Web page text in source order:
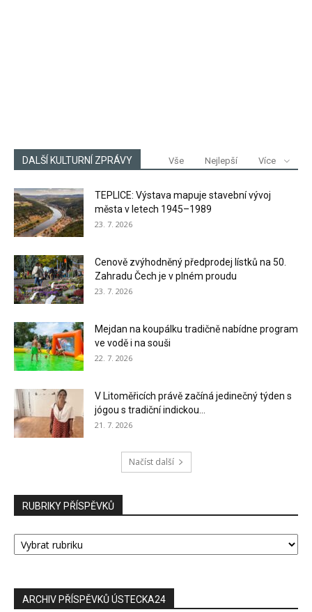
DALŠÍ KULTURNÍ ZPRÁVY Vše Nejlepší Více
TEPLICE: Výstava mapuje stavební vývoj
města v letech 1945–1989
23. 7. 2026
Cenově zvýhodněný předprodej lístků na 50.
Zahradu Čech je v plném proudu
23. 7. 2026
Mejdan na koupálku tradičně nabídne program
ve vodě i na souši
22. 7. 2026
V Litoměřicích právě začíná jedinečný týden s
jógou s tradiční indickou...
21. 7. 2026
Načíst další
RUBRIKY PŘÍSPĚVKŮ
RUBRIKY
PŘÍSPĚVKŮ
ARCHIV PŘÍSPĚVKŮ ÚSTECKA24